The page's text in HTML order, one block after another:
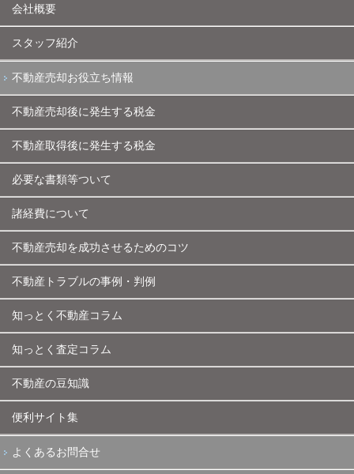
会社概要
スタッフ紹介
不動産売却お役立ち情報
不動産売却後に発生する税金
不動産取得後に発生する税金
必要な書類等ついて
諸経費について
不動産売却を成功させるためのコツ
不動産トラブルの事例・判例
知っとく不動産コラム
知っとく査定コラム
不動産の豆知識
便利サイト集
よくあるお問合せ